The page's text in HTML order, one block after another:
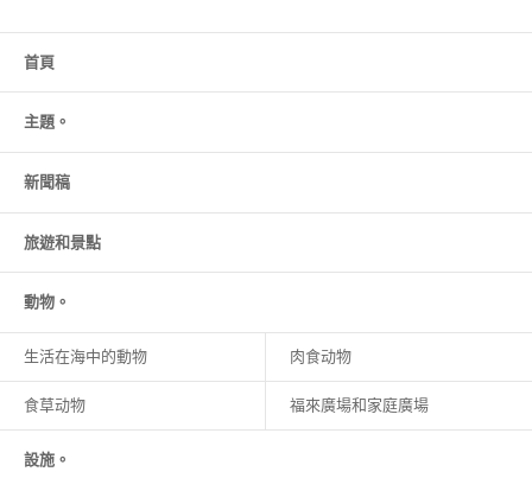
首頁
主題。
新聞稿
旅遊和景點
動物。
生活在海中的動物 肉食动物
食草动物 福來廣場和家庭廣場
設施。